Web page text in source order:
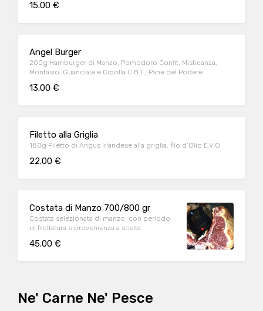
15.00 €
Angel Burger
200g Hamburger di Manzo, Pomodoro Confit, Misticanza,
Montasio, Guanciale e Cipolla C.B.T., Pane del Podere
13.00 €
Filetto alla Griglia
180g Filetto di Angus Irlandese alla griglia, filo d’Olio E.V.O.
22.00 €
Costata di Manzo 700/800 gr
Costata selezionata di manzo, con periodo
di frollatura e provenienza a scelta
45.00 €
Ne' Carne Ne' Pesce